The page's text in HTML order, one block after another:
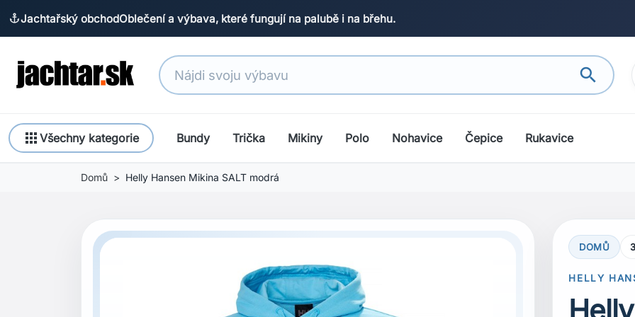
anchorJachtařský obchodOblečení a výbava, které fungují na palubě i na břehu.
search
appsVšechny kategorie Bundy Trička Mikiny Polo Nohavice Čepice Rukavice
Domů Helly Hansen Mikina SALT modrá
DOMŮ
HELLY